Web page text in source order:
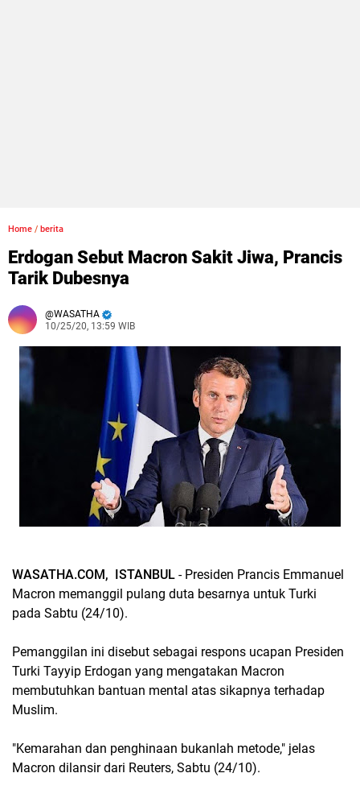
Home / berita
Erdogan Sebut Macron Sakit Jiwa, Prancis
Tarik Dubesnya
WASATHA
10/25/20, 13:59 WIB
WASATHA.COM, ISTANBUL - Presiden Prancis Emmanuel
Macron memanggil pulang duta besarnya untuk Turki
pada Sabtu (24/10).
Pemanggilan ini disebut sebagai respons ucapan Presiden
Turki Tayyip Erdogan yang mengatakan Macron
membutuhkan bantuan mental atas sikapnya terhadap
Muslim.
"Kemarahan dan penghinaan bukanlah metode," jelas
Macron dilansir dari Reuters, Sabtu (24/10).